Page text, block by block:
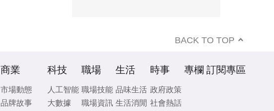
BACK TO TOP
商業
市場動態
品牌故事
科技
人工智能
大數據
職場
職場技能
職場資訊
生活
品味生活
生活消閒
時事
政府政策
社會熱話
專欄 訂閱專區